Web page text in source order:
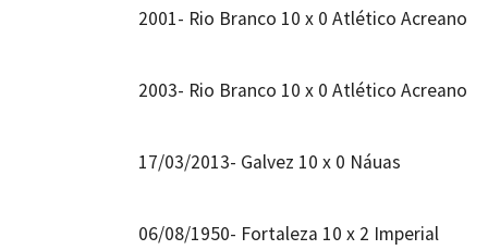
2001- Rio Branco 10 x 0 Atlético Acreano
2003- Rio Branco 10 x 0 Atlético Acreano
17/03/2013- Galvez 10 x 0 Náuas
06/08/1950- Fortaleza 10 x 2 Imperial